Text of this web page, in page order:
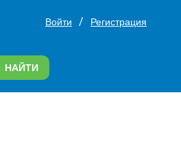
Войти / Регистрация
НАЙТИ